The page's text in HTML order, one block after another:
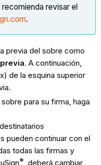
revisar el
.
previa del sobre como
. A continuación,
de la esquina superior
para su firma, haga
pueden continuar con el
todas las firmas y
®
, deberá cambiar